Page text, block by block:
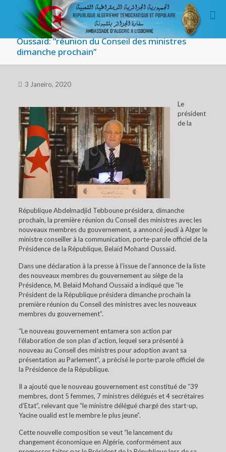
Oussaïd: “réunion du Conseil des ministres
dimanche prochain”
3 Janeiro, 2020
Le
président
de la
République Abdelmadjid Tebboune présidera, dimanche
prochain, la première réunion du Conseil des ministres avec les
nouveaux membres du gouvernement, a annoncé jeudi à Alger le
ministre conseiller à la communication, porte-parole officiel de la
Présidence de la République, Belaïd Mohand Oussaïd.
Dans une déclaration à la presse à l’issue de l’annonce de la liste
des nouveaux membres du gouvernement au siège de la
Présidence, M. Belaïd Mohand Oussaïd a indiqué que “le
Président de la République présidera dimanche prochain la
première réunion du Conseil des ministres avec les nouveaux
membres du gouvernement”.
“Le nouveau gouvernement entamera son action par
l’élaboration de son plan d’action, lequel sera présenté à
nouveau au Conseil des ministres pour adoption avant sa
présentation au Parlement”, a précisé le porte-parole officiel de
la Présidence de la République.
Il a ajouté que le nouveau gouvernement est constitué de “39
membres, dont 5 femmes, 7 ministres délégués et 4 secrétaires
d’Etat”, relevant que “le ministre délégué chargé des start-up,
Yacine oualid est le membre le plus jeune”.
Cette nouvelle composition se veut “le lancement du
changement économique en Algérie, conformément aux